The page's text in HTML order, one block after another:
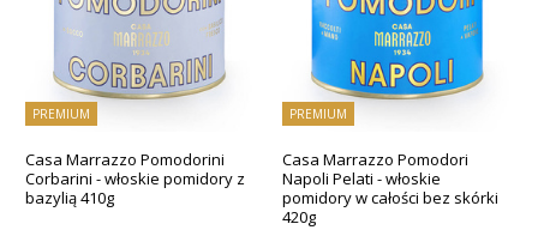
PREMIUM
Casa Marrazzo Pomodorini
Corbarini - włoskie pomidory z
bazylią 410g
PREMIUM
Casa Marrazzo Pomodori
Napoli Pelati - włoskie
pomidory w całości bez skórki
420g